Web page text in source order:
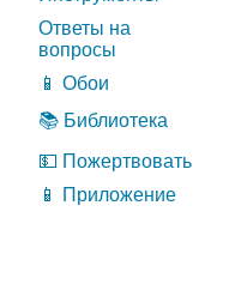
Ответы на
вопросы
📱 Обои
📚 Библиотека
💵 Пожертвовать
📱 Приложение